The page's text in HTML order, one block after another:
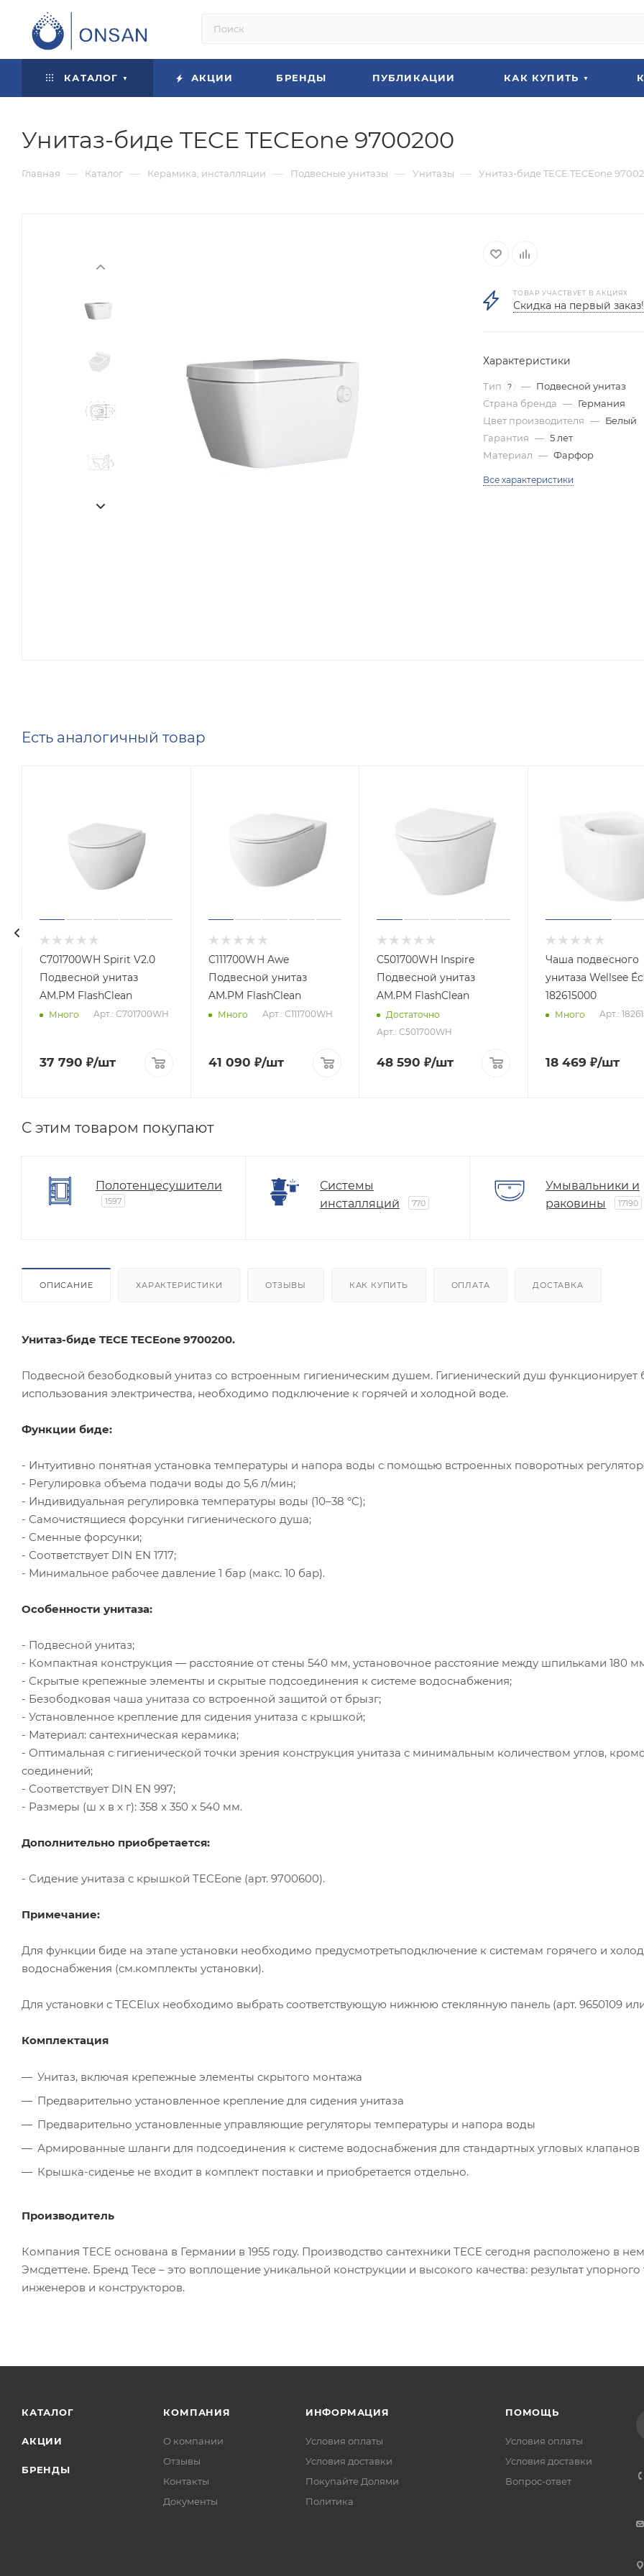
КАТАЛОГ АКЦИИ БРЕНДЫ ПУБЛИКАЦИИ КАК КУПИТЬ
Унитаз-биде TECE TECEone 9700200
Главная — Каталог — Керамика, инсталляции — Подвесные унитазы — Унитазы — Унитаз-биде TECE TECEone
ТОВАР УЧАСТВУЕТ В АКЦИЯХ
Скидка на первый заказ!
Характеристики
Тип ? — Подвесной унитаз
Страна бренда — Германия
Цвет производителя — Белый
Гарантия — 5 лет
Материал — Фарфор
Все характеристики
Есть аналогичный товар
C701700WH Spirit V2.0
Подвесной унитаз
AM.PM FlashClean
Много Арт.: C701700WH
37 790 ₽/шт
C111700WH Awe
Подвесной унитаз
AM.PM FlashClean
Много Арт.: C111700WH
41 090 ₽/шт
C501700WH Inspire
Подвесной унитаз
AM.PM FlashClean
Достаточно
Арт.: C501700WH
48 590 ₽/шт
Чаша подвесного
унитаза Wellsee Éclatant
182615000
Много Арт.:
18 469 ₽/шт
C этим товаром покупают
Полотенцесушители
1597
Системы
инсталляций
770
Умывальники и
раковины
17190
ОПИСАНИЕ ХАРАКТЕРИСТИКИ ОТЗЫВЫ КАК КУПИТЬ ОПЛАТА ДОСТАВКА
Унитаз-биде TECE TECEone 9700200.
Подвесной безободковый унитаз со встроенным гигиеническим душем. Гигиенический душ функционирует
использования электричества, необходимо подключение к горячей и холодной воде.
Функции биде:
- Интуитивно понятная установка температуры и напора воды с помощью встроенных поворотных
- Регулировка объема подачи воды до 5,6 л/мин;
- Индивидуальная регулировка температуры воды (10–38 °C);
- Самочистящиеся форсунки гигиенического душа;
- Сменные форсунки;
- Соответствует DIN EN 1717;
- Минимальное рабочее давление 1 бар (макс. 10 бар).
Особенности унитаза:
- Подвесной унитаз;
- Компактная конструкция — расстояние от стены 540 мм, установочное расстояние между шпильками 180
- Скрытые крепежные элементы и скрытые подсоединения к системе водоснабжения;
- Безободковая чаша унитаза со встроенной защитой от брызг;
- Установленное крепление для сидения унитаза с крышкой;
- Материал: сантехническая керамика;
- Оптимальная с гигиенической точки зрения конструкция унитаза с минимальным количеством углов,
соединений;
- Соответствует DIN EN 997;
- Размеры (ш x в x г): 358 x 350 x 540 мм.
Дополнительно приобретается:
- Сидение унитаза с крышкой TECEone (арт. 9700600).
Примечание:
Для функции биде на этапе установки необходимо предусмотретьподключение к системам горячего и
водоснабжения (см.комплекты установки).
Для установки с TECElux необходимо выбрать соответствующую нижнюю стеклянную панель (арт. 9650109 или
Комплектация
Унитаз, включая крепежные элементы скрытого монтажа
Предварительно установленное крепление для сидения унитаза
Предварительно установленные управляющие регуляторы температуры и напора воды
Армированные шланги для подсоединения к системе водоснабжения для стандартных угловых клапанов
Крышка-сиденье не входит в комплект поставки и приобретается отдельно.
Производитель
Компания TECE основана в Германии в 1955 году. Производство сантехники TECE сегодня расположено в
Эмсдеттене. Бренд Tece – это воплощение уникальной конструкции и высокого качества: результат упорного
инженеров и конструкторов.
КАТАЛОГ
АКЦИИ
БРЕНДЫ
КОМПАНИЯ
О компании
Отзывы
Контакты
Документы
ИНФОРМАЦИЯ
Условия оплаты
Условия доставки
Покупайте Долями
Политика
ПОМОЩЬ
Условия оплаты
Условия доставки
Вопрос-ответ